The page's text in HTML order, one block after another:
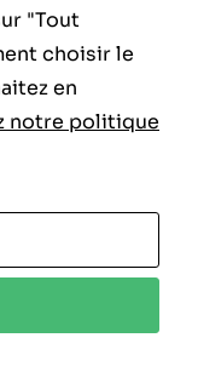
"Tout
choisir le
en
notre politique